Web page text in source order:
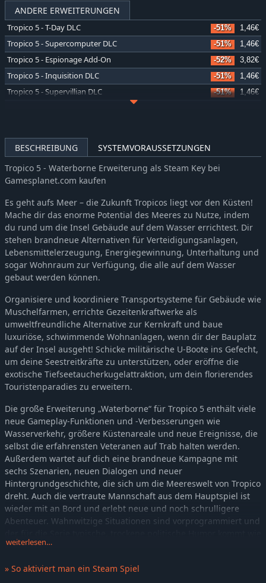
ANDERE ERWEITERUNGEN
Tropico 5 - T-Day DLC -51% 1,46€
Tropico 5 - Supercomputer DLC -51% 1,46€
Tropico 5 - Espionage Add-On -52% 3,82€
Tropico 5 - Inquisition DLC -51% 1,46€
Tropico 5 - Supervillian DLC -51% 1,46€
Tropico 5 - Joint Venture DLC
Tropico 5 - Generalissimo DLC -51% 1,46€
Tropico 5 - Mad World DLC -51%
Tropico 5 - The Big Cheese DLC
BESCHREIBUNG
SYSTEMVORAUSSETZUNGEN
Tropico 5 - Waterborne Erweiterung als Steam Key bei
Gamesplanet.com kaufen
Es geht aufs Meer – die Zukunft Tropicos liegt vor den Küsten!
Mache dir das enorme Potential des Meeres zu Nutze, indem
du rund um die Insel Gebäude auf dem Wasser errichtest. Dir
stehen brandneue Alternativen für Verteidigungsanlagen,
Lebensmittelerzeugung, Energiegewinnung, Unterhaltung und
sogar Wohnraum zur Verfügung, die alle auf dem Wasser
gebaut werden können.
Organisiere und koordiniere Transportsysteme für Gebäude wie
Muschelfarmen, errichte Gezeitenkraftwerke als
umweltfreundliche Alternative zur Kernkraft und baue
luxuriöse, schwimmende Wohnanlagen, wenn dir der Bauplatz
auf der Insel ausgeht! Schicke militärische U-Boote ins Gefecht,
um deine Seestreitkräfte zu unterstützen, oder eröffne die
exotische Tiefseetaucherkugelattraktion, um dein florierendes
Touristenparadies zu erweitern.
Die große Erweiterung „Waterborne“ für Tropico 5 enthält viele
neue Gameplay-Funktionen und -Verbesserungen wie
Wasserverkehr, größere Küstenareale und neue Ereignisse, die
selbst die erfahrensten Veteranen auf Trab halten werden.
Außerdem wartet auf dich eine brandneue Kampagne mit
sechs Szenarien, neuen Dialogen und neuer
Hintergrundgeschichte, die sich um die Meereswelt von Tropico
dreht. Auch die vertraute Mannschaft aus dem Hauptspiel ist
wieder mit an Bord und erlebt neue und noch schrulligere
Abenteuer. Wahnwitzige Situationen sind vorprogrammiert und
immer nicht zu kurz.
Alle neuen Inhalte sowie die Offshore-Gameplay-Mechaniken
weiterlesen…
» So aktiviert man ein Steam Spiel